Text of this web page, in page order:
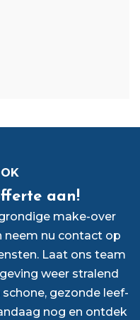
aan!
make-over
neem nu contact op
Laat ons team
weer stralend
gezonde leef-
nog en ontdek